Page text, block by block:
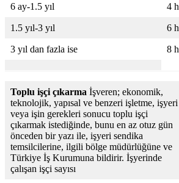
6 ay-1.5 yıl 4
1.5 yıl-3 yıl 6
3 yıl dan fazla ise 8
Toplu işçi çıkarma İşveren; ekonomik,
teknolojik, yapısal ve benzeri işletme, işyeri
veya işin gerekleri sonucu toplu işçi
çıkarmak istediğinde, bunu en az otuz gün
önceden bir yazı ile, işyeri sendika
temsilcilerine, ilgili bölge müdürlüğüne ve
Türkiye İş Kurumuna bildirir. İşyerinde
çalışan işçi sayısı